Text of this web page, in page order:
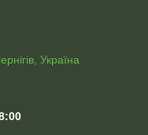
Україна